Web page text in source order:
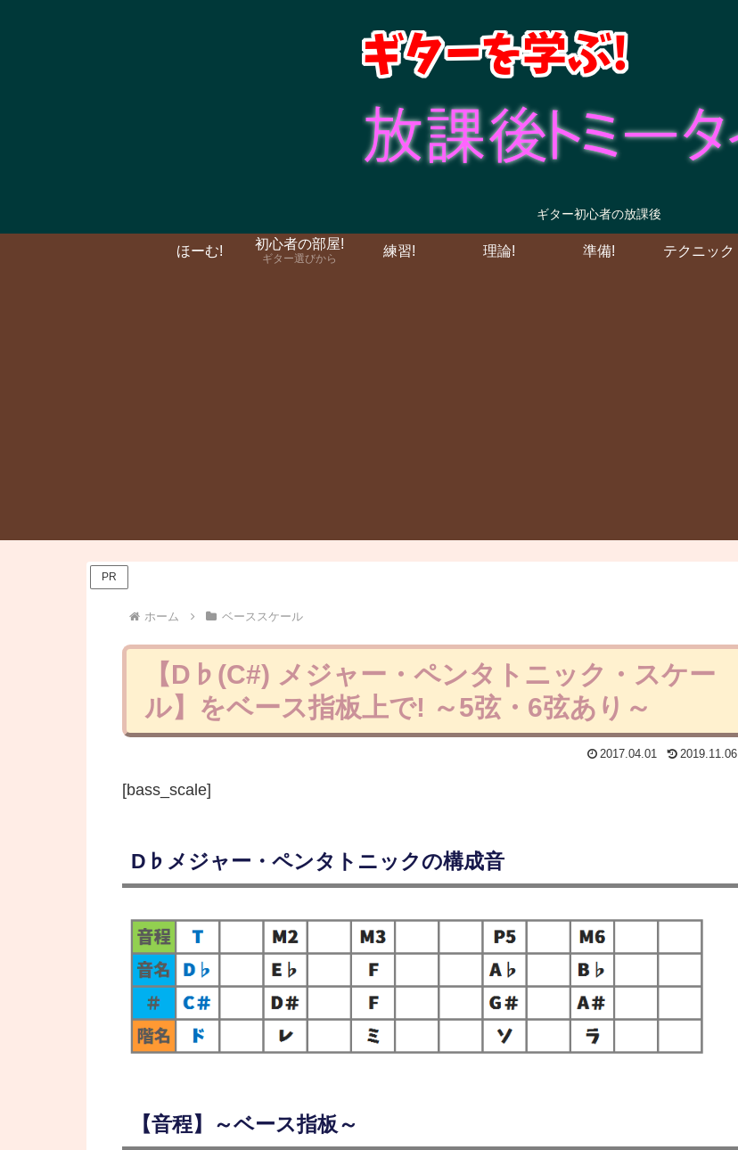
ギター初心者の放課後
ほーむ!
初心者の部屋!
ギター選びから
練習! 理論! 準備! テクニック
PR
ホーム ベーススケール
【D♭(C#) メジャー・ペンタトニック・スケー
ル】をベース指板上で! ～5弦・6弦あり～
2017.04.01 2019.11.06
[bass_scale]
D♭メジャー・ペンタトニックの構成音
【音程】～ベース指板～